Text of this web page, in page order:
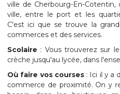
ville de Cherbourg-En-
ville, entre le port et les
C'est ici que se trouve la
commerces et des services.
Scolaire : Vous trouverez sur
crèche jusqu'au lycée, dans
Où faire vos courses: Ici il y a
commerce de proximité. On y